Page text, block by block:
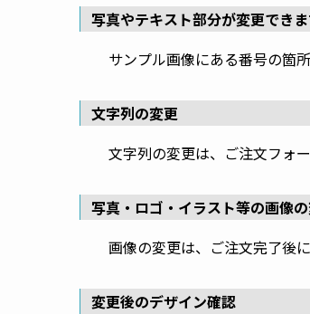
写真やテキスト部分が変更でき
サンプル画像にある番号の箇
文字列の変更
文字列の変更は、ご注文フォ
写真・ロゴ・イラスト等の画像
画像の変更は、ご注文完了後
変更後のデザイン確認